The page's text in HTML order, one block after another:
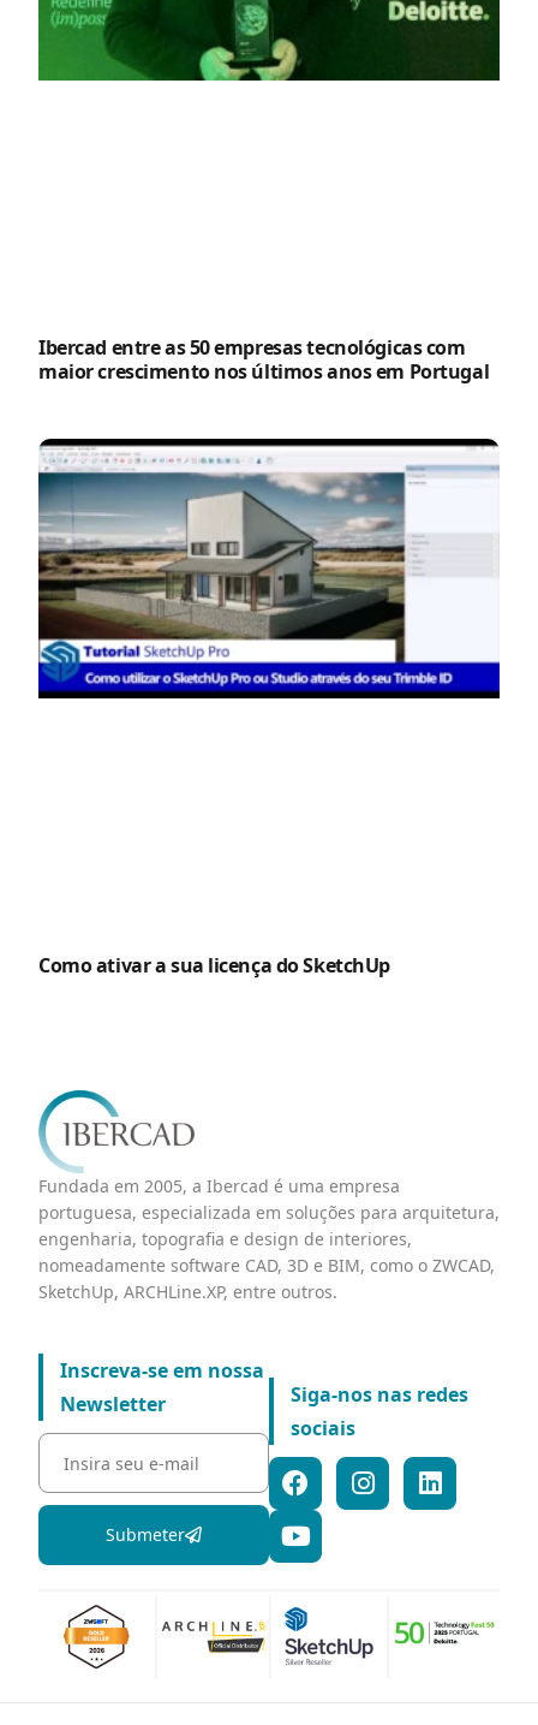
Ibercad entre as 50 empresas tecnológicas com
maior crescimento nos últimos anos em Portugal
Como ativar a sua licença do SketchUp
Fundada em 2005, a Ibercad é uma empresa
portuguesa, especializada em soluções para arquitetura,
engenharia, topografia e design de interiores,
nomeadamente software CAD, 3D e BIM, como o ZWCAD,
SketchUp, ARCHLine.XP, entre outros.
Inscreva-se em nossa
Newsletter
Submeter
Siga-nos nas redes
sociais